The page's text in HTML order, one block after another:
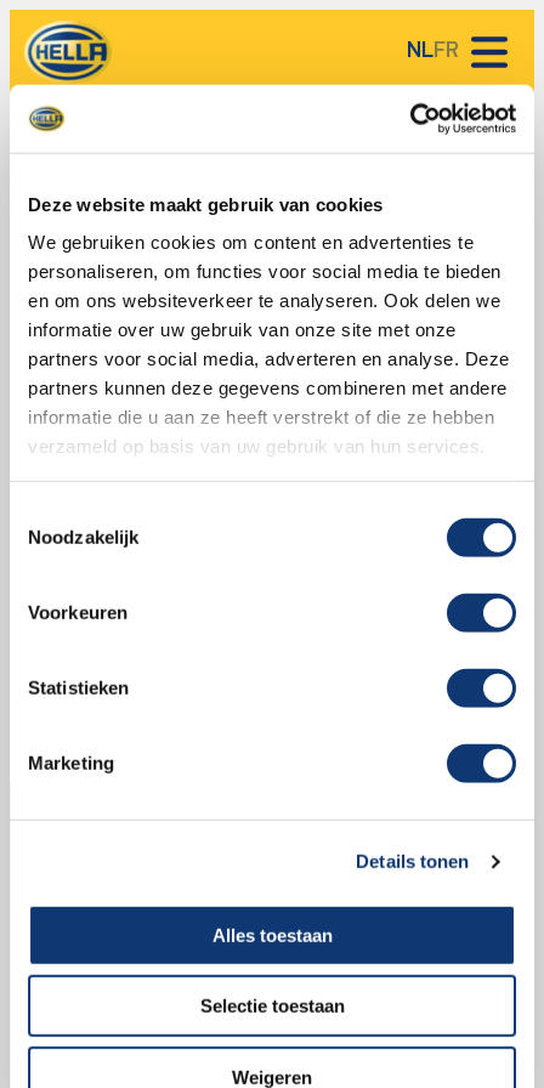
Deze website maakt gebruik van cookies
We gebruiken cookies om content en advertenties te
personaliseren, om functies voor social media te bieden
en om ons websiteverkeer te analyseren. Ook delen we
informatie over uw gebruik van onze site met onze
partners voor social media, adverteren en analyse. Deze
partners kunnen deze gegevens combineren met andere
informatie die u aan ze heeft verstrekt of die ze hebben
verzameld op basis van uw gebruik van hun services.
Noodzakelijk
Voorkeuren
Statistieken
Marketing
Details tonen
Alles toestaan
Selectie toestaan
Weigeren
HELLA Service Partners
HELLA kennisbank
Over HELLA
NLFR
Kennis rondom Koplampen
Welkom bij de ‘Koplampen’ categorie van de HELLA
Kennisbank, waar we ons verdiepen in alles wat met
autokoplampen te maken heeft. HELLA, als toonaangevende
expert in de auto-onderdelen industrie, biedt uitgebreide
informatie en tips over de keuze, installatie, onderhoud en
innovaties in koplampen. Onze artikelen zijn ontworpen om u
te voorzien van de kennis die u nodig heeft om de beste
beslissingen te nemen voor uw autoverlichting.
Het onderhouden en
Privacy
Algemene voorwaarden